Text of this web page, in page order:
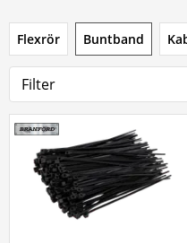
Flexrör Buntband
Filter